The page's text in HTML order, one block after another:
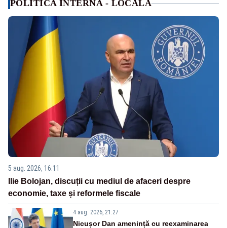
POLITICA INTERNA - LOCALA
5 aug. 2026, 16:11
Ilie Bolojan, discuții cu mediul de afaceri despre
economie, taxe și reformele fiscale
4 aug. 2026, 21:27
Nicușor Dan amenință cu reexaminarea